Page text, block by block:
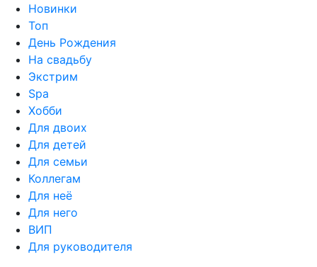
Новинки
Топ
День Рождения
На свадьбу
Экстрим
Spa
Хобби
Для двоих
Для детей
Для семьи
Коллегам
Для неё
Для него
ВИП
Для руководителя